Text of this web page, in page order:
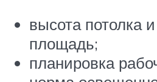
высота потолка
площадь;
планировка